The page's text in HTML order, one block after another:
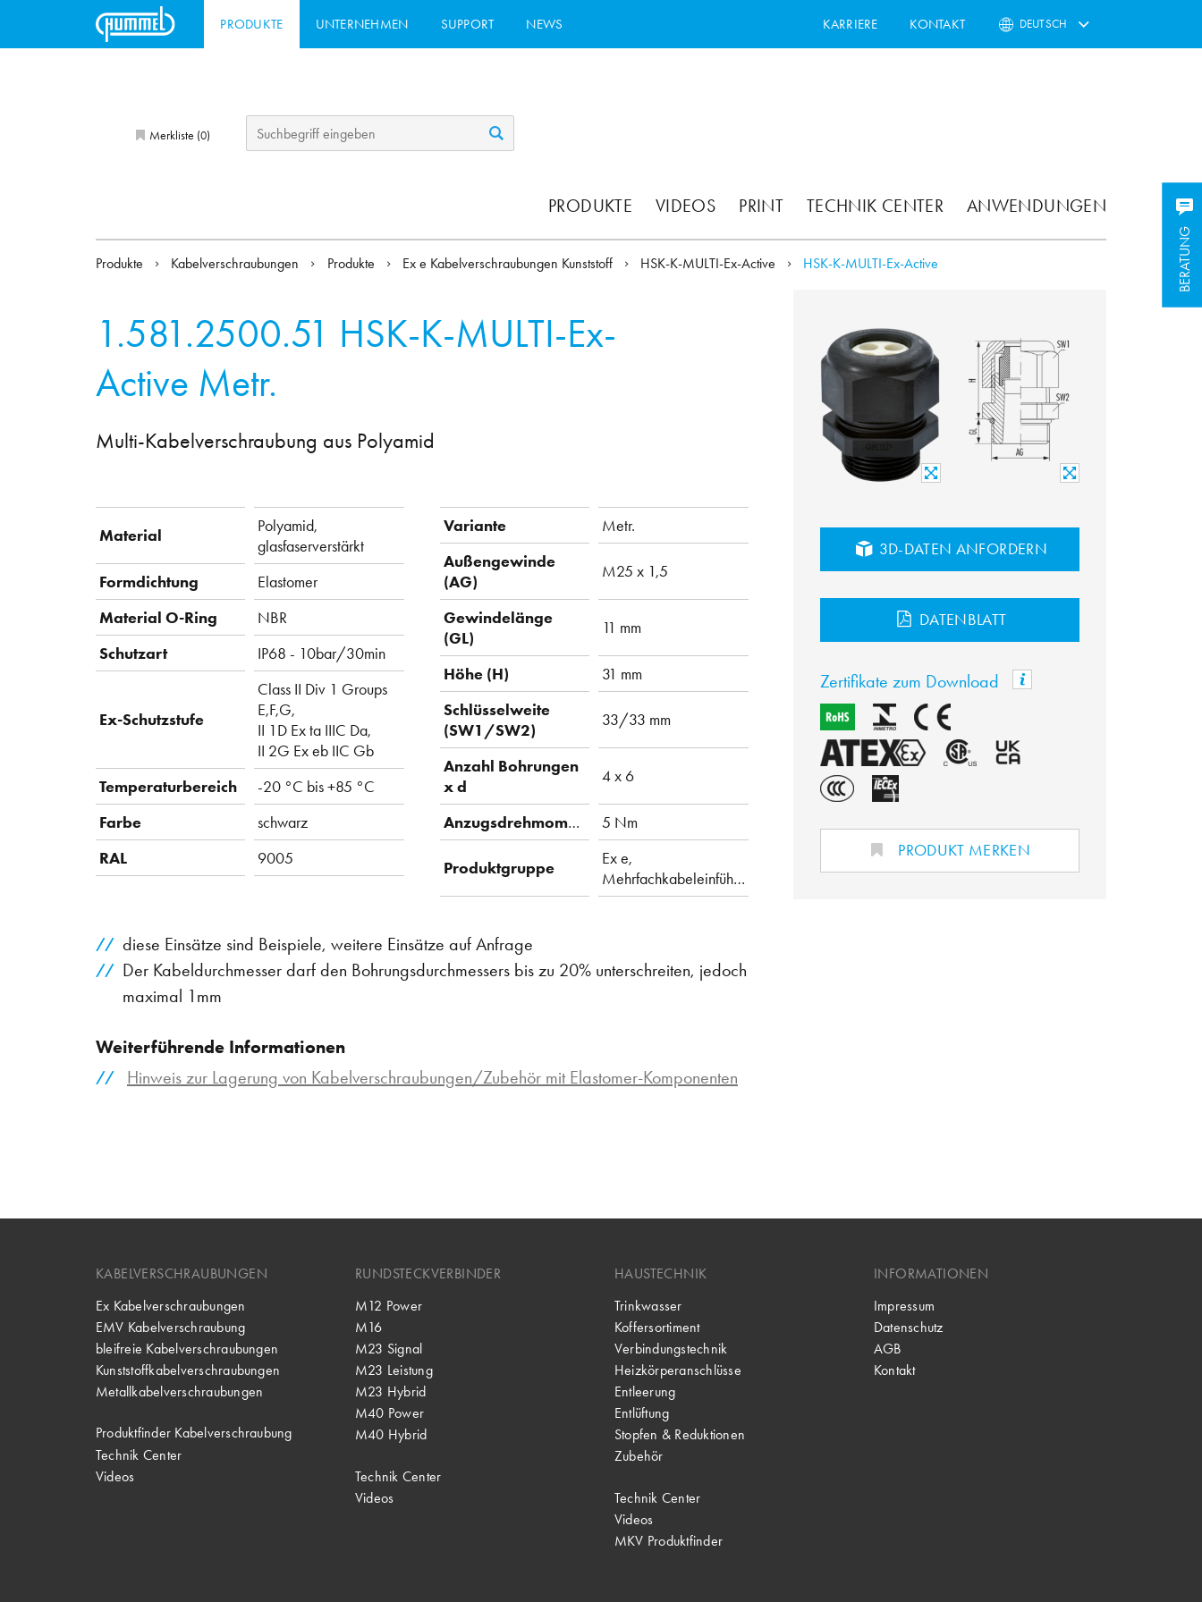
PRODUKTE UNTERNEHMEN SUPPORT NEWS KARRIERE KONTAKT DEUTSCH
Merkliste (0)
PRODUKTE VIDEOS PRINT TECHNIK CENTER ANWENDUNGEN
BERATUNG
BERATUNG
Produkte Kabelverschraubungen Produkte Ex e Kabelverschraubungen Kunststoff HSK-K-MULTI-Ex-Active HSK-K-MULTI-Ex-Active
1.581.2500.51 HSK-K-MULTI-Ex-
Active Metr.
Multi-Kabelverschraubung aus Polyamid
Material
Polyamid,
glasfaserverstärkt
Formdichtung
Elastomer
Material O-Ring
NBR
Schutzart
IP68 - 10bar/30min
Ex-Schutzstufe
Class II Div 1 Groups
E,F,G,
II 1D Ex ta IIIC Da,
II 2G Ex eb IIC Gb
Temperaturbereich
-20 °C bis +85 °C
Farbe
schwarz
RAL
9005
Variante
Metr.
Außengewinde
(AG)
M25 x 1,5
Gewindelänge
(GL)
11 mm
Höhe (H)
31 mm
Schlüsselweite
(SW1/SW2)
33/33 mm
Anzahl Bohrungen
x d
4 x 6
Anzugsdrehmoment 5 Nm
Produktgruppe
Ex e,
Mehrfachkabeleinführung
diese Einsätze sind Beispiele, weitere Einsätze auf Anfrage
Der Kabeldurchmesser darf den Bohrungsdurchmessers bis zu 20% unterschreiten, jedoch
maximal 1mm
Weiterführende Informationen
Hinweis zur Lagerung von Kabelverschraubungen/Zubehör mit Elastomer-Komponenten
3D-DATEN ANFORDERN
DATENBLATT
Zertifikate zum Download
PRODUKT MERKEN
KABELVERSCHRAUBUNGEN
Ex Kabelverschraubungen
EMV Kabelverschraubung
bleifreie Kabelverschraubungen
Kunststoffkabelverschraubungen
Metallkabelverschraubungen
Produktfinder Kabelverschraubung
Technik Center
Videos
RUNDSTECKVERBINDER
M12 Power
M16
M23 Signal
M23 Leistung
M23 Hybrid
M40 Power
M40 Hybrid
Technik Center
Videos
HAUSTECHNIK
Trinkwasser
Koffersortiment
Verbindungstechnik
Heizkörperanschlüsse
Entleerung
Entlüftung
Stopfen & Reduktionen
Zubehör
Technik Center
Videos
MKV Produktfinder
INFORMATIONEN
Impressum
Datenschutz
AGB
Kontakt